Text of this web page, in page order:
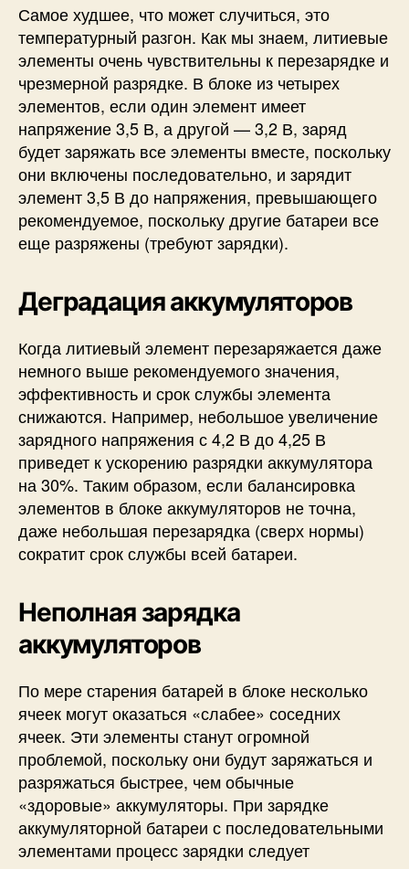
Самое худшее, что может случиться, это
температурный разгон. Как мы знаем, литиевые
элементы очень чувствительны к перезарядке и
чрезмерной разрядке. В блоке из четырех
элементов, если один элемент имеет
напряжение 3,5 В, а другой — 3,2 В, заряд
будет заряжать все элементы вместе, поскольку
они включены последовательно, и зарядит
элемент 3,5 В до напряжения, превышающего
рекомендуемое, поскольку другие батареи все
еще разряжены (требуют зарядки).
Деградация аккумуляторов
Когда литиевый элемент перезаряжается даже
немного выше рекомендуемого значения,
эффективность и срок службы элемента
снижаются. Например, небольшое увеличение
зарядного напряжения с 4,2 В до 4,25 В
приведет к ускорению разрядки аккумулятора
на 30%. Таким образом, если балансировка
элементов в блоке аккумуляторов не точна,
даже небольшая перезарядка (сверх нормы)
сократит срок службы всей батареи.
Неполная зарядка
аккумуляторов
По мере старения батарей в блоке несколько
ячеек могут оказаться «слабее» соседних
ячеек. Эти элементы станут огромной
проблемой, поскольку они будут заряжаться и
разряжаться быстрее, чем обычные
«здоровые» аккумуляторы. При зарядке
аккумуляторной батареи с последовательными
элементами процесс зарядки следует